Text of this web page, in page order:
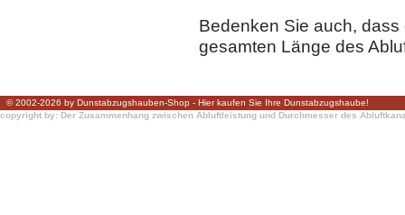
Bedenken Sie auch,
gesamten Länge des
© 2002-2026 by Dunstabzugshauben-Shop - Hier kaufen Sie Ihre Dunstabzugshaube!
copyright by: Der Zusammenhang zwischen Abluftleistung und Durchmesser des